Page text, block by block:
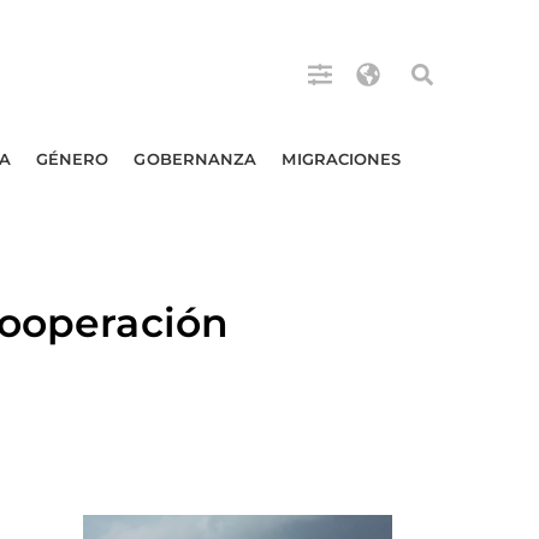
GÉNERO GOBERNANZA MIGRACIONES